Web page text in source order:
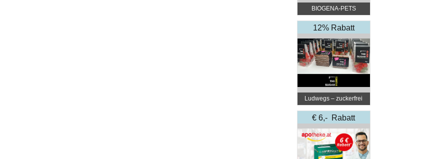
BIOGENA-PETS
12% Rabatt
Ludwegs – zuckerfrei
leben
€ 6,- Rabatt